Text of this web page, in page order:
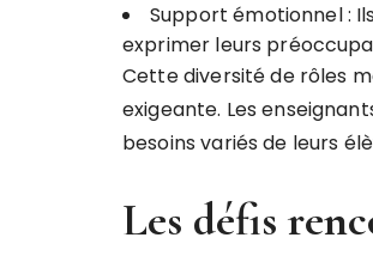
Support émotionnel :
exprimer leurs
Cette diversité de rôles
exigeante. Les
besoins variés de leurs
Les défis